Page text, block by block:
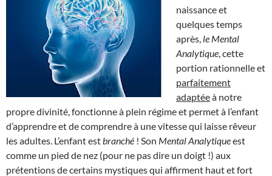
naissance et
quelques temps
après, le Mental
Analytique , cette
portion rationnelle et
parfaitement
adaptéeà notre
propre divinité, fonctionne à plein régime et permet à l’enfant
d’apprendre et de comprendre à une vitesse qui laisse rêveur
les adultes. L’enfant est branché ! Son Mental Analytiqueest
comme un pied de nez (pour ne pas dire un doigt !) aux
prétentions de certains mystiques qui affirment haut et fort